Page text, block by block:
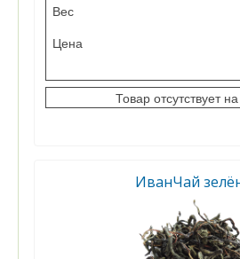
Вес
Цена
Кол-во
Товар отсутствует
ИванЧай